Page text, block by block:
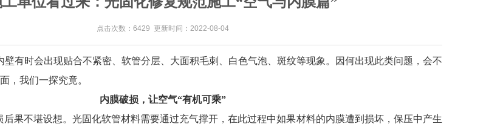
点击次数：6429 更新时间：2022-08-04
壁有时会出现贴合不紧密、软管分层、大面积毛刺、白色气泡、斑纹等现象。因何出现此类问题，会不
，我们一探究竟。
内膜破损，让空气“有机可乘”
后果不堪设想。光固化软管材料需要通过充气撑开，在此过程中如果材料的内膜遭到损坏，保压中产生